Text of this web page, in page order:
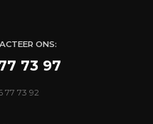
ONS:
73 97
77 73 92